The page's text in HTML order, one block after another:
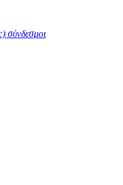
σύνδεσμοι